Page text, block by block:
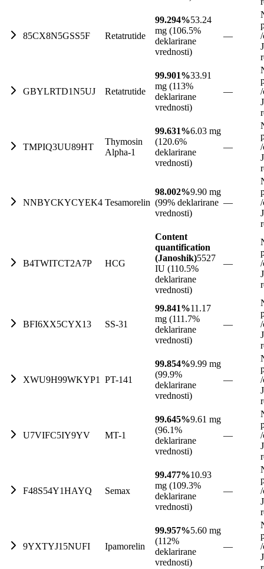
85CX8N5GSS5F Retatrutide
99.294%53.24
mg (106.5%
deklarirane
vrednosti)
—
GBYLRTD1N5UJ Retatrutide
99.901%33.91
mg (113%
deklarirane
vrednosti)
—
TMPIQ3UU89HT
Thymosin
Alpha-1
99.631%6.03 mg
(120.6%
deklarirane
vrednosti)
—
NNBYCKYCYEK4 Tesamorelin
98.002%9.90 mg
(99% deklarirane
vrednosti)
—
B4TWITCT2A7P HCG
Content
quantification
(Janoshik)5527
IU (110.5%
deklarirane
vrednosti)
—
BFI6XX5CYX13 SS-31
99.841%11.17
mg (111.7%
deklarirane
vrednosti)
—
XWU9H99WKYP1 PT-141
99.854%9.99 mg
(99.9%
deklarirane
vrednosti)
—
U7VIFC5IY9YV MT-1
99.645%9.61 mg
(96.1%
deklarirane
vrednosti)
—
F48S54Y1HAYQ Semax
99.477%10.93
mg (109.3%
deklarirane
vrednosti)
—
9YXTYJ15NUFI Ipamorelin
99.957%5.60 mg
(112%
deklarirane
vrednosti)
—